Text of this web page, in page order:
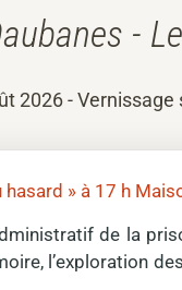
-
2026 -
» à 17 h
de la
l’exploration